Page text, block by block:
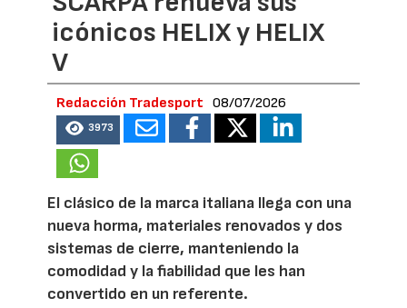
icónicos HELIX y HELIX
V
Redacción Tradesport 08/07/2026
3973
El clásico de la marca italiana llega con una
nueva horma, materiales renovados y dos
sistemas de cierre, manteniendo la
comodidad y la fiabilidad que les han
convertido en un referente.